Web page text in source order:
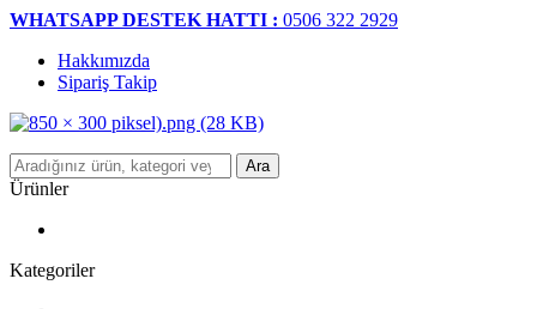
WHATSAPP DESTEK HATTI : 0506 322 2929
Hakkımızda
Sipariş Takip
Ara
Ürünler
Kategoriler